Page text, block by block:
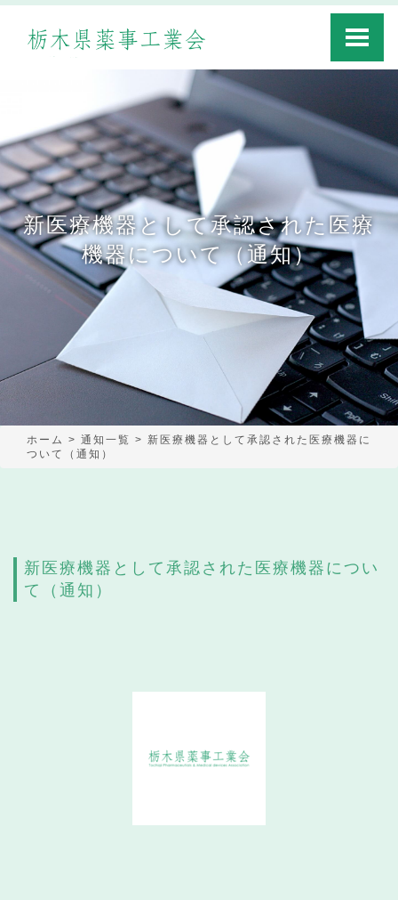
Toggle
新医療機器として承認された医療
機器について（通知）
ホーム > 通知一覧 > 新医療機器として承認された医療機器に
ついて（通知）
新医療機器として承認された医療機器につい
て（通知）